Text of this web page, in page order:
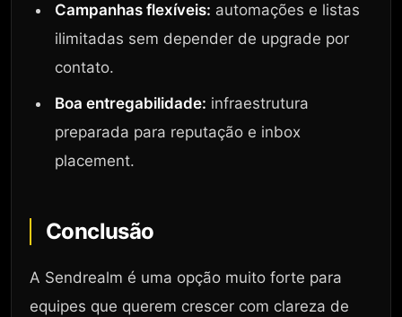
Campanhas flexíveis: automações e listas
ilimitadas sem depender de upgrade por
contato.
Boa entregabilidade: infraestrutura
preparada para reputação e inbox
placement.
Conclusão
A Sendrealm é uma opção muito forte para
equipes que querem crescer com clareza de